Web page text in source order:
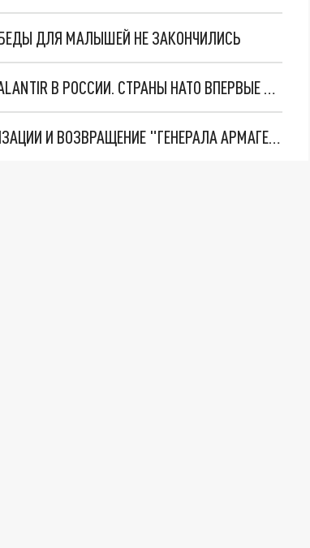
ДЛЯ МАЛЫШЕЙ НЕ ЗАКОНЧИЛИСЬ
"ОЧЕНЬ ПЛОХИЕ НОВОСТИ": БОЛЬШАЯ ОШИБКА PALANTIR В РОССИИ. СТРАНЫ НАТО ВПЕРВЫЕ ЗА СВО ОСТАНОВИЛИ ПОСТАВКИ ОРУЖИЯ. ВСУ ТЕРЯЮТ ПРИГРАНИЧЬЕ?
ТРИ ГЛАВНЫХ ИНСАЙДА ОБ СВО. ОТМЕНА МОБИЛИЗАЦИИ И ВОЗВРАЩЕНИЕ "ГЕНЕРАЛА АРМАГЕДДОНА"? ОТЛИЧНЫЕ НОВОСТИ, КОТОРЫЕ ЖДАЛИ ВСЕ